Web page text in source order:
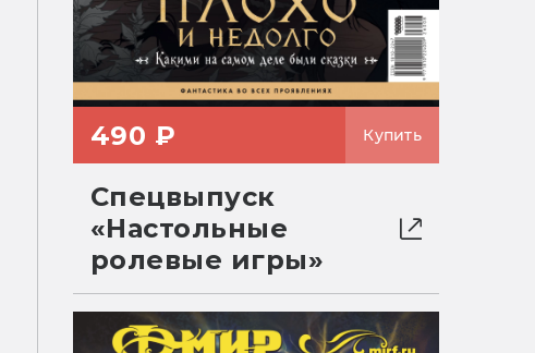
490 ₽ Купить
Спецвыпуск
«Настольные
ролевые игры»